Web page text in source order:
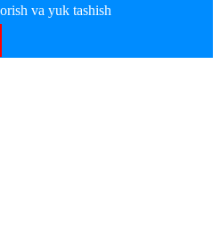
va yuk tashish